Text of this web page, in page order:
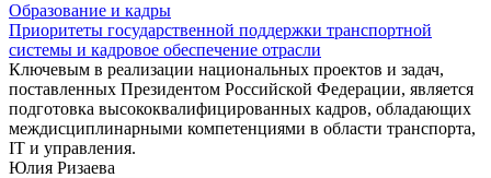
Образование и кадры
Приоритеты государственной поддержки транспортной
системы и кадровое обеспечение отрасли
Ключевым в реализации национальных проектов и задач,
поставленных Президентом Российской Федерации, является
подготовка высококвалифицированных кадров, обладающих
междисциплинарными компетенциями в области транспорта,
IT и управления.
Юлия Ризаева